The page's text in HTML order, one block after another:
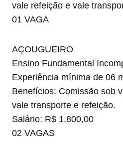
vale refeição e vale
01 VAGA
AÇOUGUEIRO
Ensino Fundamental
Experiência mínima de 06
Benefícios: Comissão sob
vale transporte e refeição.
Salário: R$ 1.800,00
02 VAGAS